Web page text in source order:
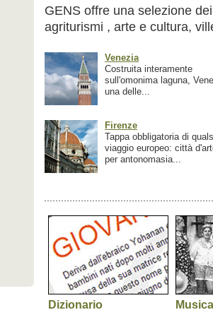
GENS offre una selezione
agriturismi , arte e cultura,
Venezia
Costruita interamente
sull'omonima laguna,
una delle...
Firenze
Tappa obbligatoria di
viaggio europeo: città
per antonomasia...
Dizionario
Musica